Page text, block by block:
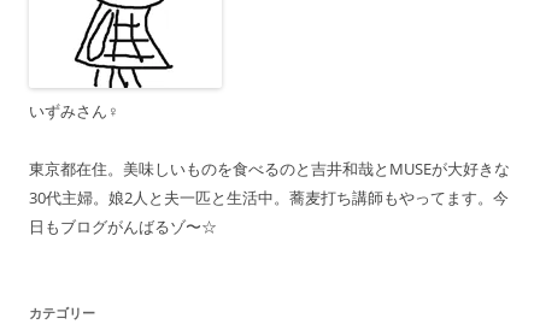
いずみさん♀
東京都在住。美味しいものを食べるのと吉井和哉とMUSEが大好きな
30代主婦。娘2人と夫一匹と生活中。蕎麦打ち講師もやってます。今
日もブログがんばるゾ〜☆
カテゴリー